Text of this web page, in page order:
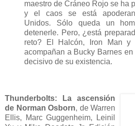
maestro de Cráneo Rojo se ha
y el caos se está
Unidos. Sólo queda un
detenerle. Pero, ¿está
reto? El Halcón, Iron Man y
acompañan a Bucky Barnes
decisivo de su existencia.
Thunderbolts: La ascensión
de Norman Osborn, de Warren
Ellis, Marc Guggenheim, Leinil